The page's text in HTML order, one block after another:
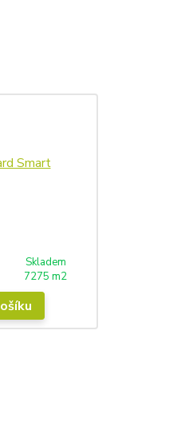
Skladem
7275 m2